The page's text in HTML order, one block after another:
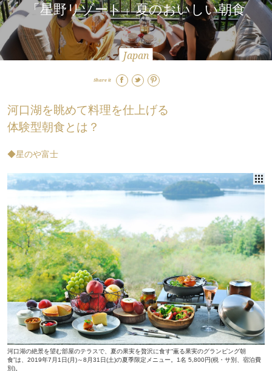
「星野リゾート」夏のおいしい朝食
Japan
Share it
河口湖を眺めて料理を仕上げる
体験型朝食とは？
◆星のや富士
河口湖の絶景を望む部屋のテラスで、夏の果実を贅沢に食す“薫る果実のグランピング朝
食”は、2019年7月1日(月)～8月31日(土)の夏季限定メニュー。1名 5,800円(税・サ別、宿泊費
別)。